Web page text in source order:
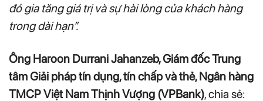
đó gia tăng giá trị và sự hài lòng của khách hàng
trong dài hạn”.
Ông Haroon Durrani Jahanzeb, Giám đốc Trung
tâm Giải pháp tín dụng, tín chấp và thẻ, Ngân hàng
TMCP Việt Nam Thịnh Vượng (VPBank), chia sẻ: